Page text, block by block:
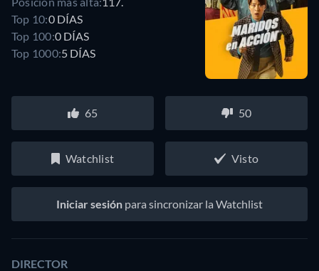
Top 10:0 DÍAS
Top 100:0 DÍAS
Top 1000:5 DÍAS
65 50
Watchlist Visto
Iniciar sesión para sincronizar la Watchlist
DIRECTOR